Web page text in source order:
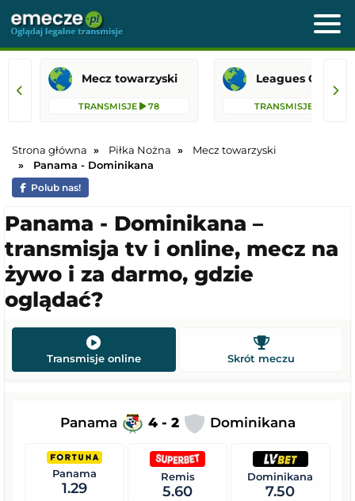
Mecz towarzyski
TRANSMISJE 78 TRANSMISJE
Strona główna Piłka Nożna
Mecz towarzyski
Panama - Dominikana
Polub nas!
Panama - Dominikana –
transmisja tv i online, mecz na
żywo i za darmo, gdzie
oglądać?
Transmisje online Skrót meczu
Panama 4 - 2 Dominikana
Panama
1.29
Remis
5.60
Dominikana
7.50